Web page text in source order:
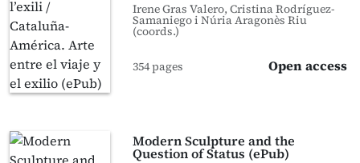
Irene Gras Valero, Cristina Rodríguez-
Samaniego i Núria Aragonès Riu
(coords.)
354 pages Open access
Modern Sculpture and the
Question of Status (ePub)